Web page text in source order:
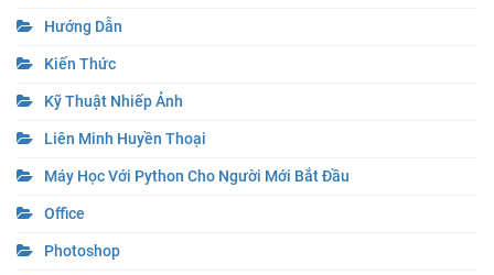
Hướng Dẫn
Kiến Thức
Kỹ Thuật Nhiếp Ảnh
Liên Minh Huyền Thoại
Máy Học Với Python Cho Người Mới Bắt Đầu
Office
Photoshop